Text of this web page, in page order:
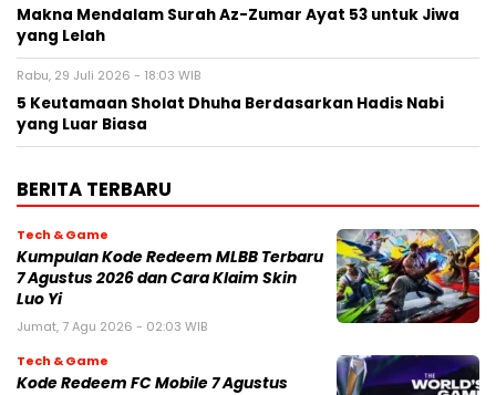
Makna Mendalam Surah Az-Zumar Ayat 53 untuk Jiwa
yang Lelah
Rabu, 29 Juli 2026 - 18:03 WIB
5 Keutamaan Sholat Dhuha Berdasarkan Hadis Nabi
yang Luar Biasa
BERITA TERBARU
Tech & Game
Kumpulan Kode Redeem MLBB Terbaru
7 Agustus 2026 dan Cara Klaim Skin
Luo Yi
Jumat, 7 Agu 2026 - 02:03 WIB
Tech & Game
Kode Redeem FC Mobile 7 Agustus